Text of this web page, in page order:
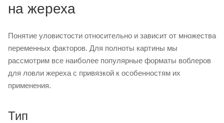
на жереха
Понятие уловистости относительно и зависит от множества
переменных факторов. Для полноты картины мы
рассмотрим все наиболее популярные форматы воблеров
для ловли жереха с привязкой к особенностям их
применения.
Тип